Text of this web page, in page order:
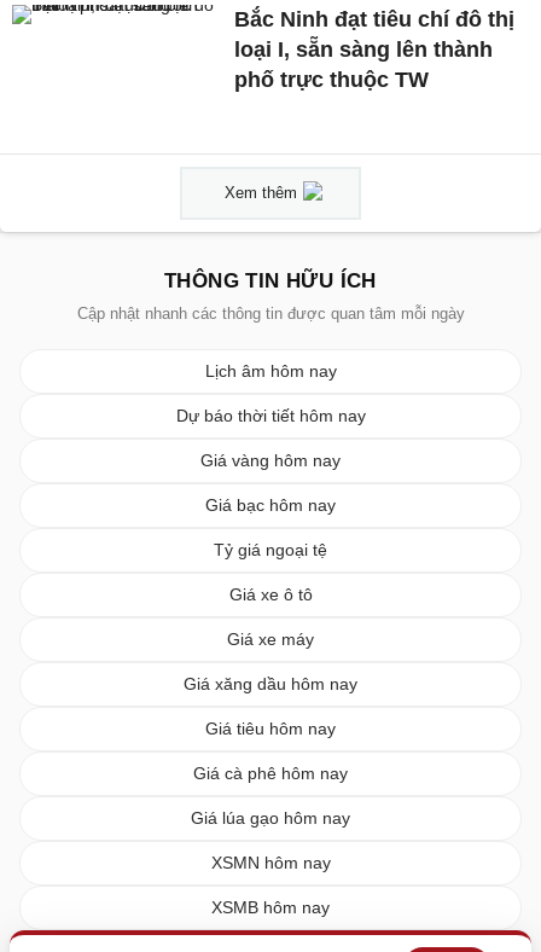
Bắc Ninh đạt tiêu chí đô thị
loại I, sẵn sàng lên thành
phố trực thuộc TW
Xem thêm
THÔNG TIN HỮU ÍCH
Cập nhật nhanh các thông tin được quan tâm mỗi ngày
Lịch âm hôm nay
Dự báo thời tiết hôm nay
Giá vàng hôm nay
Giá bạc hôm nay
Tỷ giá ngoại tệ
Giá xe ô tô
Giá xe máy
Giá xăng dầu hôm nay
Giá tiêu hôm nay
Giá cà phê hôm nay
Giá lúa gạo hôm nay
XSMN hôm nay
XSMB hôm nay